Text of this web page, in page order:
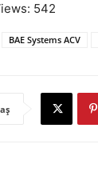
542
BAE Systems ACV